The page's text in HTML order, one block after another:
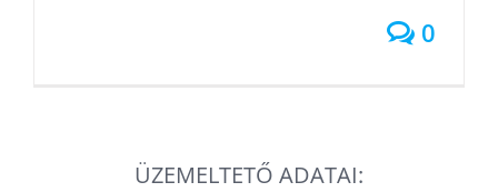
0
ÜZEMELTETŐ ADATAI: